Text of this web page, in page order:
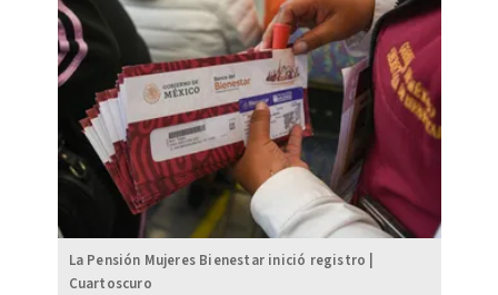
La Pensión Mujeres Bienestar inició registro |
Cuartoscuro